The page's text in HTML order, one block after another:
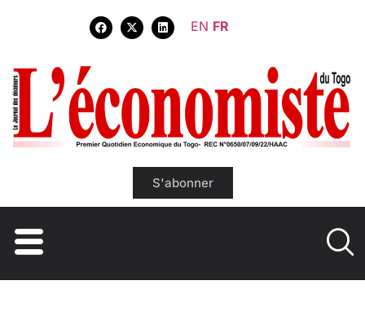
EN FR
S'abonner